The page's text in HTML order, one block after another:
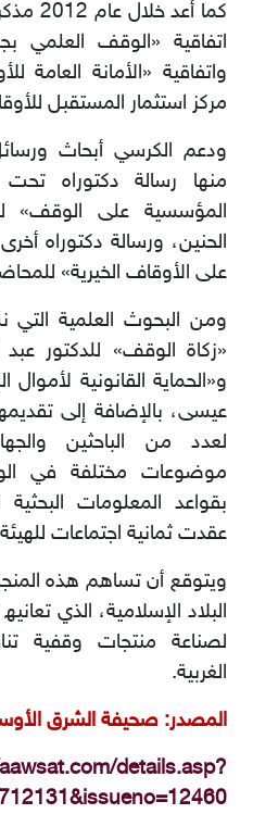
ﻛﻤﺎ
اﺗﻔﺎﻗﯿﺔ «اﻟﻮﻗﻒ اﻟﻌﻠﻤﻲ
واﺗﻔﺎﻗﯿﺔ «اﻷﻣﺎﻧﺔ اﻟﻌﺎﻣﺔ
ﻣﺮﻛﺰ اﺳﺘﺜﻤﺎر اﻟﻤﺴﺘﻘﺒﻞ
ودﻋﻢ اﻟﻜﺮﺳﻲ أﺑﺤﺎث
ﻣﻨﮭﺎ رﺳﺎﻟﺔ دﻛﺘﻮراه ﺗﺤﺖ
اﻟﻤﺆﺳﺴﯿﺔ ﻋﻠﻰ اﻟﻮﻗﻒ»
اﻟﺤﻨﯿﻦ، ورﺳﺎﻟﺔ دﻛﺘﻮراه
ﻋﻠﻰ اﻷوﻗﺎف اﻟﺨﯿﺮﯾﺔ»
وﻣﻦ اﻟﺒﺤﻮث اﻟﻌﻠﻤﯿﺔ
«زﻛﺎة اﻟﻮﻗﻒ» ﻟﻠﺪﻛﺘﻮر
و«اﻟﺤﻤﺎﯾﺔ اﻟﻘﺎﻧﻮﻧﯿﺔ
ﻋﯿﺴﻰ، ﺑﺎﻹﺿﺎﻓﺔ إﻟﻰ
ﻟﻌﺪد ﻣﻦ اﻟﺒﺎﺣﺜﯿﻦ
ﻣﻮﺿﻮﻋﺎت ﻣﺨﺘﻠﻔﺔ ﻓﻲ
ﺑﻘﻮاﻋﺪ اﻟﻤﻌﻠﻮﻣﺎت
ﻋﻘﺪت ﺛﻤﺎﻧﯿﺔ اﺟﺘﻤﺎﻋﺎت
وﯾﺘﻮﻗﻊ أن ﺗﺴﺎھﻢ ھﺬه
اﻟﺒﻼد اﻹﺳﻼﻣﯿﺔ، اﻟﺬي
ﻟﺼﻨﺎﻋﺔ ﻣﻨﺘﺠﺎت وﻗﻔﯿﺔ
اﻟﻐﺮﺑﯿﺔ.
المصدر: صحيفة الشرق
details.asp?